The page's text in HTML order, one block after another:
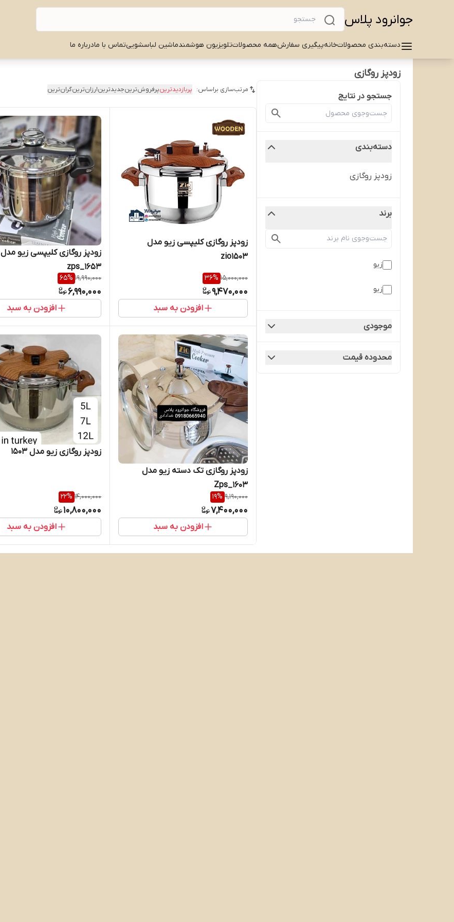
جوانرود پلاس
دسته‌بندی محصولاتخانهپیگیری سفارشهمه محصولاتتلویزیون هوشمندماشین لباسشوییتماس با مادرباره ما
زودپز روگازی
جستجو در نتایج
دسته‌بندی
زودپز روگازی
برند
زیو
زیو
موجودی
محدوده قیمت
مرتب‌سازی براساس: پربازدیدترینپرفروش‌ترینجدیدترینارزان‌ترینگران‌ترین
زودپز روگازی کلیپسی زیو مدل
zio1503
15,000,000
36%
9,470,000
افزودن به سبد
زودپز روگازی کلیپسی زیو مدل
zps_1653
19,990,000
65%
6,990,000
افزودن به سبد
زودپز روگازی تک دسته زیو مدل
Zps_1603
9,190,000
19%
7,400,000
افزودن به سبد
زودپز روگازی زیو مدل 1503
14,000,000
22%
10,800,000
افزودن به سبد